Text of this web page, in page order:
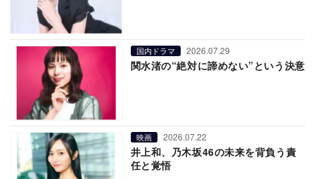
国内ドラマ 2026.07.29
関水渚の“絶対に諦めない”という決意
映画 2026.07.22
井上和、乃木坂46の未来を背負う責
任と覚悟